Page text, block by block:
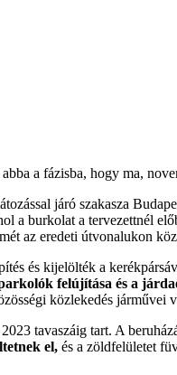
a fázisba, hogy ma,
járó szakasza
a burkolat a tervezettnél
az eredeti útvonalukon
és kijelölték a
felújítása és a
közlekedés járművei
tavaszáig tart. A
el, és a zöldfelületet